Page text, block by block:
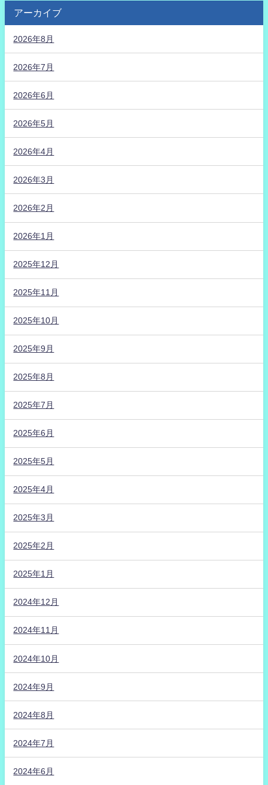
アーカイブ
2026年8月
2026年7月
2026年6月
2026年5月
2026年4月
2026年3月
2026年2月
2026年1月
2025年12月
2025年11月
2025年10月
2025年9月
2025年8月
2025年7月
2025年6月
2025年5月
2025年4月
2025年3月
2025年2月
2025年1月
2024年12月
2024年11月
2024年10月
2024年9月
2024年8月
2024年7月
2024年6月